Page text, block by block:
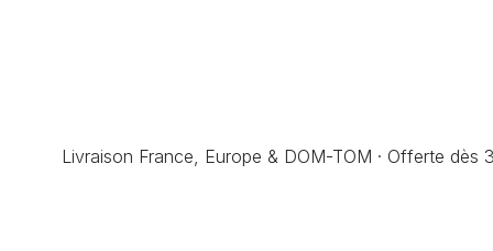
Livraison France, Europe & DOM-TOM · Offerte dès